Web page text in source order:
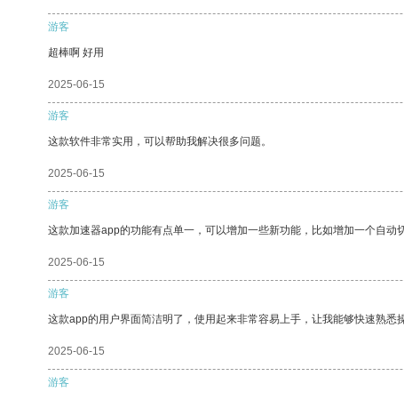
游客
超棒啊 好用
2025-06-15
游客
这款软件非常实用，可以帮助我解决很多问题。
2025-06-15
游客
这款加速器app的功能有点单一，可以增加一些新功能，比如增加一个自动
2025-06-15
游客
这款app的用户界面简洁明了，使用起来非常容易上手，让我能够快速熟悉操
2025-06-15
游客